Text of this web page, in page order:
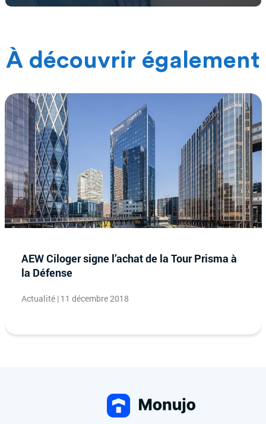
À découvrir également
AEW Ciloger signe l’achat de la Tour Prisma à
la Défense
Actualité | 11 décembre 2018